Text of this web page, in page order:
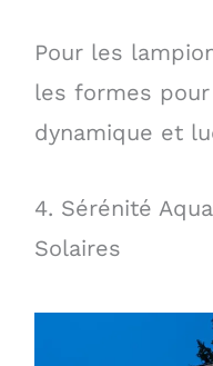
Pour les
les formes
dynamique et
4. Sérénité
Solaires